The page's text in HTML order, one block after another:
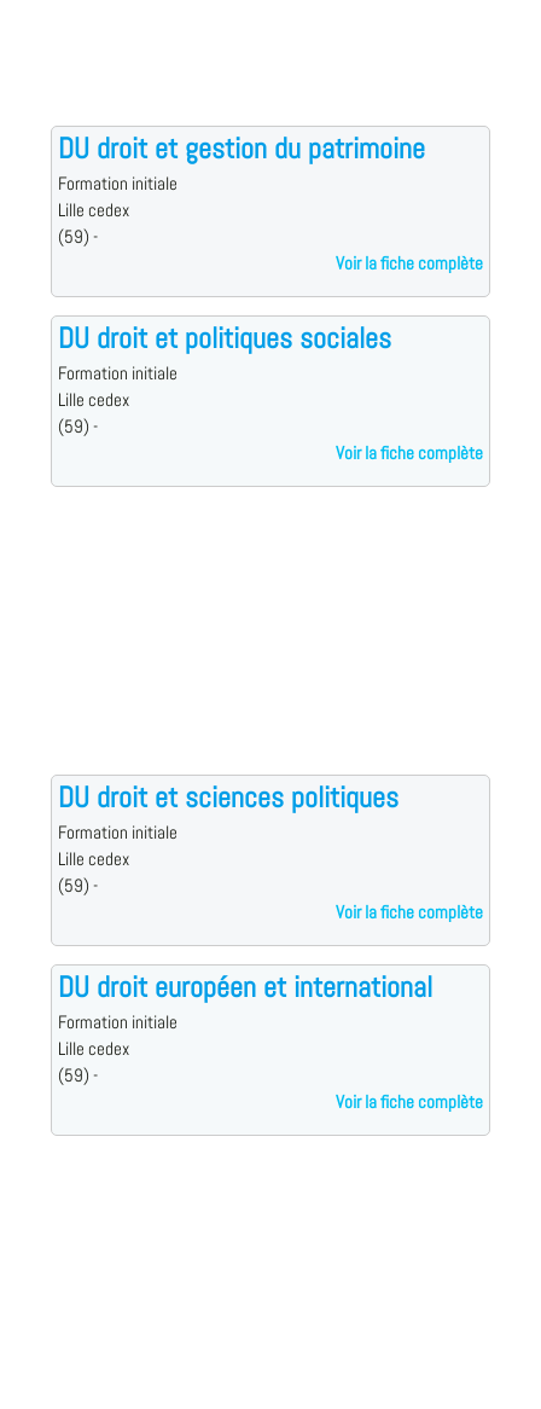
DU droit et gestion du patrimoine
Formation initiale
Lille cedex
(59) -
Voir la fiche complète
DU droit et politiques sociales
Formation initiale
Lille cedex
(59) -
Voir la fiche complète
DU droit et sciences politiques
Formation initiale
Lille cedex
(59) -
Voir la fiche complète
DU droit européen et international
Formation initiale
Lille cedex
(59) -
Voir la fiche complète